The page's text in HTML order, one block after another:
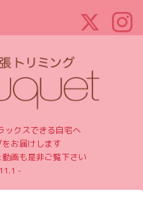
ックスできる自宅へ
お届けします
画も是非ご覧下さい
-